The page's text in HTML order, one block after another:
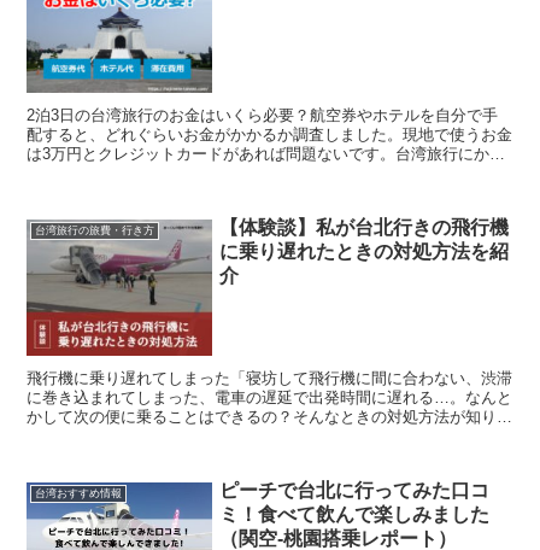
2泊3日の台湾旅行のお金はいくら必要？航空券やホテルを自分で手
配すると、どれぐらいお金がかかるか調査しました。現地で使うお金
は3万円とクレジットカードがあれば問題ないです。台湾旅行にかか
台湾旅行の旅費・行き方
【体験談】私が台北行きの飛行機
に乗り遅れたときの対処方法を紹
介
飛行機に乗り遅れてしまった「寝坊して飛行機に間に合わない、渋滞
に巻き込まれてしまった、電車の遅延で出発時間に遅れる…。なんと
かして次の便に乗ることはできるの？そんなときの対処方法が知りた
台湾おすすめ情報
ピーチで台北に行ってみた口コ
ミ！食べて飲んで楽しみました
（関空-桃園搭乗レポート）